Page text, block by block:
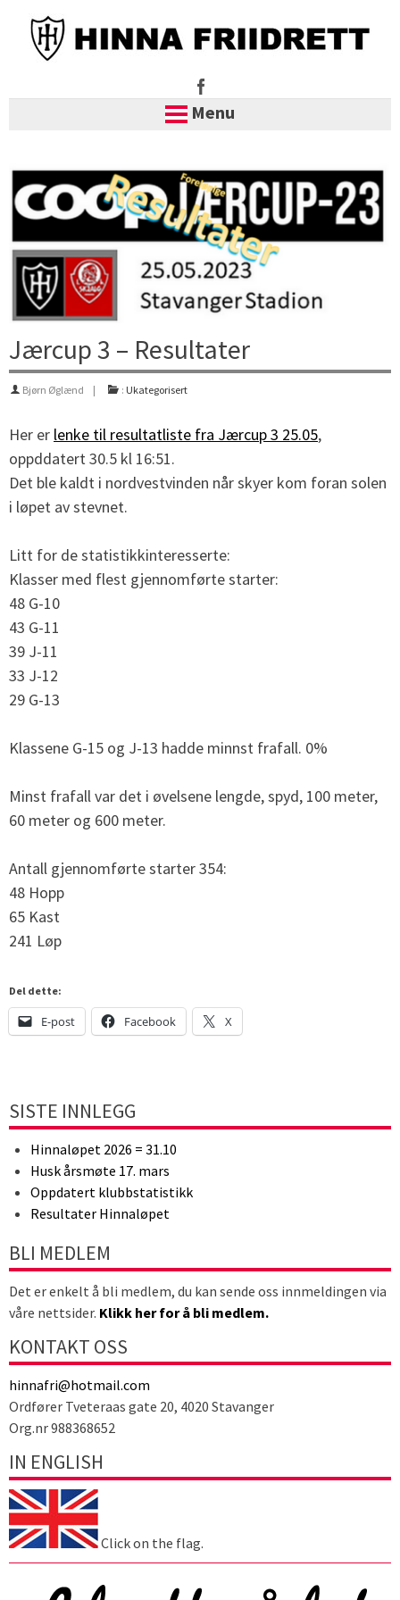
Menu
content
Jærcup 3 – Resultater
Bjørn Øglænd : Ukategorisert
Her er lenke til resultatliste fra Jærcup 3 25.05,
oppddatert 30.5 kl 16:51.
Det ble kaldt i nordvestvinden når skyer kom foran solen
i løpet av stevnet.
Litt for de statistikkinteresserte:
Klasser med flest gjennomførte starter:
48 G-10
43 G-11
39 J-11
33 J-12
29 G-13
Klassene G-15 og J-13 hadde minnst frafall. 0%
Minst frafall var det i øvelsene lengde, spyd, 100 meter,
60 meter og 600 meter.
Antall gjennomførte starter 354:
48 Hopp
65 Kast
241 Løp
Del dette:
E-post Facebook X
SISTE INNLEGG
Hinnaløpet 2026 = 31.10
Husk årsmøte 17. mars
Oppdatert klubbstatistikk
Resultater Hinnaløpet
BLI MEDLEM
Det er enkelt å bli medlem, du kan sende oss innmeldingen via
våre nettsider. Klikk her for å bli medlem.
KONTAKT OSS
hinnafri@hotmail.com
Ordfører Tveteraas gate 20, 4020 Stavanger
Org.nr 988368652
IN ENGLISH
Click on the flag.